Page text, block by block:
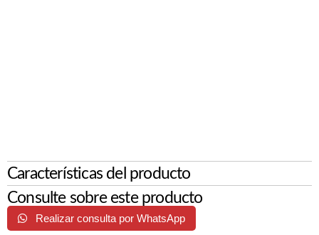
Características del producto
Consulte sobre este producto
Realizar consulta por WhatsApp